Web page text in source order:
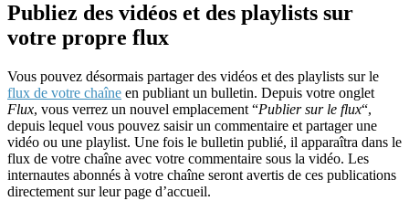
Publiez des vidéos et des playlists sur
votre propre flux
Vous pouvez désormais partager des vidéos et des playlists sur le
flux de votre chaîne en publiant un bulletin. Depuis votre onglet
Flux, vous verrez un nouvel emplacement “Publier sur le flux“,
depuis lequel vous pouvez saisir un commentaire et partager une
vidéo ou une playlist. Une fois le bulletin publié, il apparaîtra dans le
flux de votre chaîne avec votre commentaire sous la vidéo. Les
internautes abonnés à votre chaîne seront avertis de ces publications
directement sur leur page d’accueil.